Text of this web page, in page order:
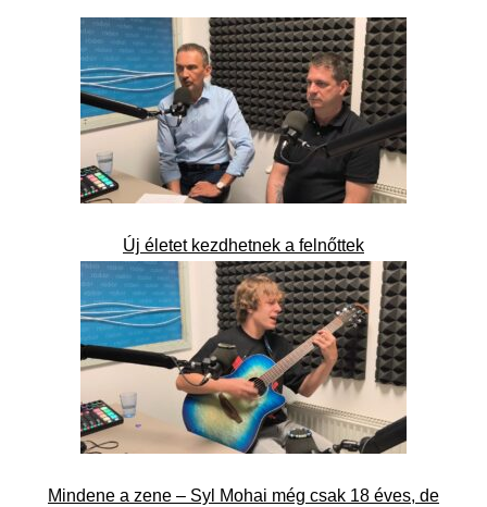
Új életet kezdhetnek a felnőttek
Mindene a zene – Syl Mohai még csak 18 éves, de